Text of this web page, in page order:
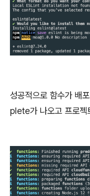
성공적으로 함수가 배
plete가 나오고 프로젝